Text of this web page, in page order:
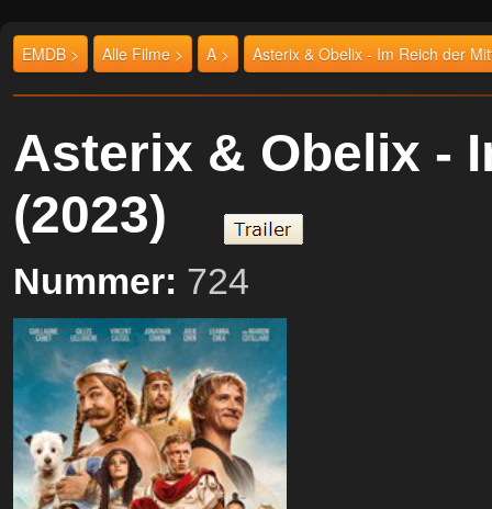
EMDB > Alle Filme > A > Asterix & Obelix - Im Reich der
Asterix & Obelix -
(2023)
Nummer: 724